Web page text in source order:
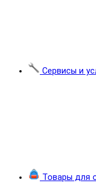
Сервисы и
Товары для